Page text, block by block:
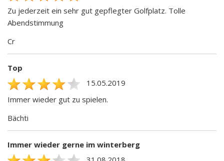
Zu jederzeit ein sehr gut gepflegter Golfplatz. Tolle
Abendstimmung
Cr
Top
15.05.2019
Immer wieder gut zu spielen.
Bächti
Immer wieder gerne im winterberg